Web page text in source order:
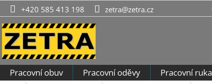
Přejít
na
obsah
+420 585 413 198 zetra@zetra.cz
Pracovní obuv Pracovní oděvy Pracovní